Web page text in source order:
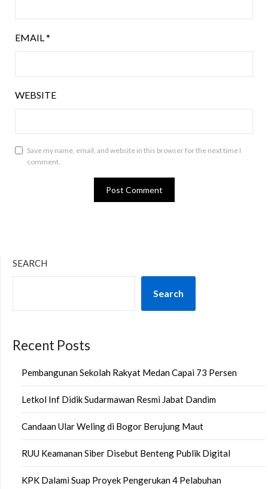
EMAIL*
WEBSITE
Save my name, email, and website in this browser for the next time I
comment.
SEARCH
Search
Recent Posts
Pembangunan Sekolah Rakyat Medan Capai 73 Persen
Letkol Inf Didik Sudarmawan Resmi Jabat Dandim
Candaan Ular Weling di Bogor Berujung Maut
RUU Keamanan Siber Disebut Benteng Publik Digital
KPK Dalami Suap Proyek Pengerukan 4 Pelabuhan